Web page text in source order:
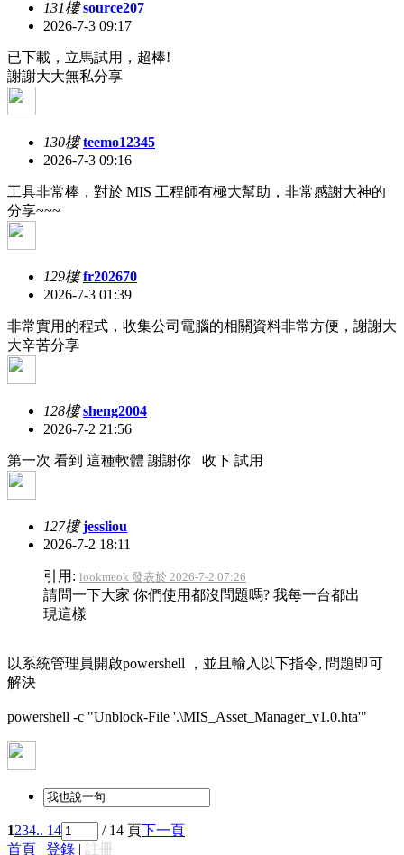
131樓 source207
2026-7-3 09:17
已下載，立馬試用，超棒!
謝謝大大無私分享
130樓 teemo12345
2026-7-3 09:16
工具非常棒，對於 MIS 工程師有極大幫助，非常感謝大神的
分享~~~
129樓 fr202670
2026-7-3 01:39
非常實用的程式，收集公司電腦的相關資料非常方便，謝謝大
大辛苦分享
128樓 sheng2004
2026-7-2 21:56
第一次 看到 這種軟體 謝謝你 收下 試用
127樓 jessliou
2026-7-2 18:11
引用: lookmeok 發表於 2026-7-2 07:26
請問一下大家 你們使用都沒問題嗎? 我每一台都出
現這樣
以系統管理員開啟powershell ，並且輸入以下指令, 問題即可
解決
powershell -c "Unblock-File '.\MIS_Asset_Manager_v1.0.hta'"
1234.. 14 / 14 頁下一頁
首頁 | 登錄 | 註冊